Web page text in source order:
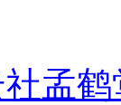
社孟